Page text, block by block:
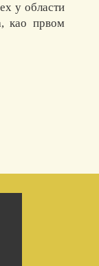
у области
као првом